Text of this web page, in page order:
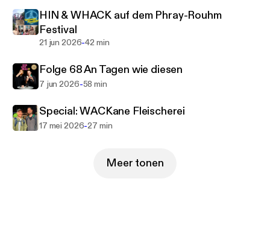
HIN & WHACK auf dem Phray-Rouhm
Festival
21 jun 2026-42 min
Folge 68 An Tagen wie diesen
7 jun 2026-58 min
Special: WACKane Fleischerei
17 mei 2026-27 min
Meer tonen